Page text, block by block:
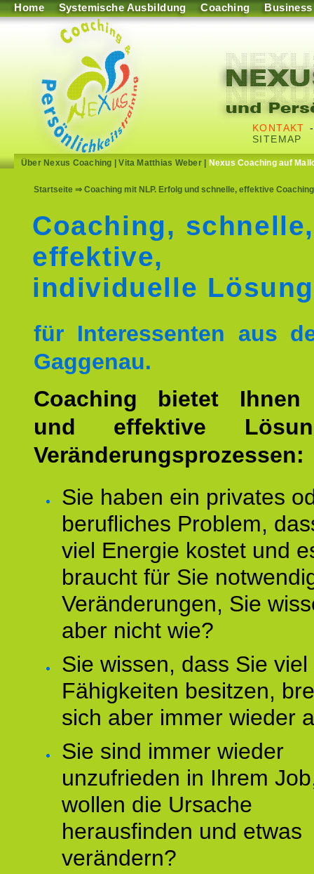
Home Systemische Ausbildung Coaching Business
KONTAKT
SITEMAP
Über Nexus Coaching |Vita Matthias Weber| Nexus Coaching auf
Startseite ⇒ Coaching mit NLP. Erfolg und schnelle, effektive
Coaching, schnelle,
effektive,
individuelle
für Interessenten aus
Gaggenau.
Coaching bietet Ihnen
und effektive
Veränderungsprozessen:
Sie haben ein privates
berufliches Problem,
viel Energie kostet und
braucht für Sie
Veränderungen, Sie
aber nicht wie?
Sie wissen, dass Sie
Fähigkeiten besitzen,
sich aber immer wieder
Sie sind immer wieder
unzufrieden in Ihrem
wollen die Ursache
herausfinden und etwas
verändern?